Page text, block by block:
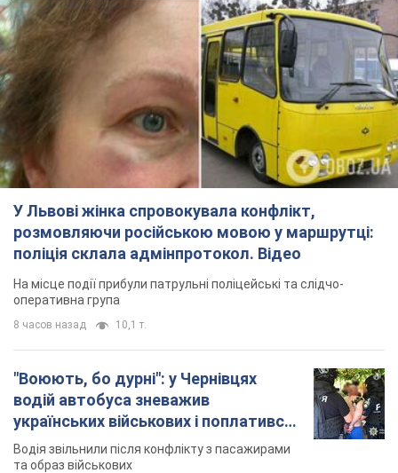
У Львові жінка спровокувала конфлікт,
розмовляючи російською мовою у маршрутці:
поліція склала адмінпротокол. Відео
На місце події прибули патрульні поліцейські та слідчо-
оперативна група
8 часов назад 10,1 т.
"Воюють, бо дурні": у Чернівцях
водій автобуса зневажив
українських військових і поплатився.
Відео
Водія звільнили після конфлікту з пасажирами
та образ військових